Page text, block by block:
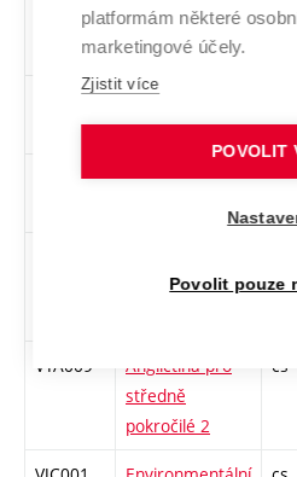
VYA011
Angličtina pro
pokročilé 2
cs,
VYA004
Angličtina pro
pokročilé 3
en
VYA005
Angličtina pro
cs,
středně
VYA009
Angličtina pro
středně
pokročilé 2
cs
platformám některé
marketingové účely.
Zjistit více
POVOLIT
Povolit pouze